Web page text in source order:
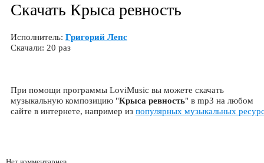
Скачать Крыса ревность
Исполнитель: Григорий Лепс
Скачали: 20 раз
При помощи программы LoviMusic вы можете скачать
музыкальную композицию "Крыса ревность" в mp3 на любом
сайте в интернете, например из популярных музыкальных